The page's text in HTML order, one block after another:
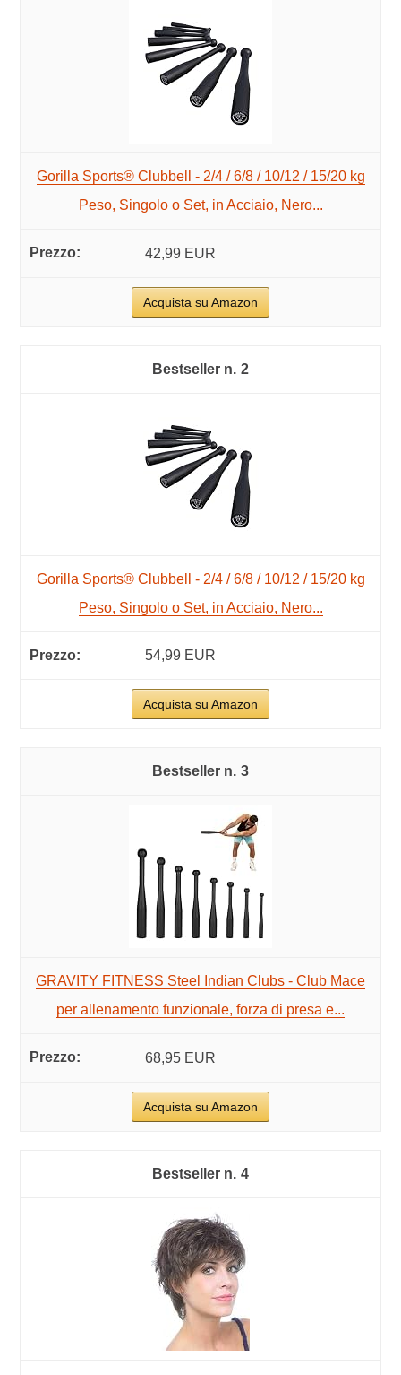
Gorilla Sports® Clubbell - 2/4 / 6/8 / 10/12 / 15/20 kg
Peso, Singolo o Set, in Acciaio, Nero...
42,99 EUR
Acquista su Amazon
2
Gorilla Sports® Clubbell - 2/4 / 6/8 / 10/12 / 15/20 kg
Peso, Singolo o Set, in Acciaio, Nero...
54,99 EUR
Acquista su Amazon
3
GRAVITY FITNESS Steel Indian Clubs - Club Mace
per allenamento funzionale, forza di presa e...
68,95 EUR
Acquista su Amazon
4